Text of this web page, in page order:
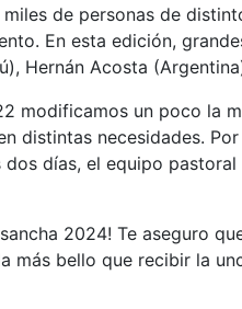
de personas de
En esta edición,
Hernán Acosta
modificamos un poco la
distintas necesidades.
días, el equipo
2024! Te aseguro
más bello que recibir la